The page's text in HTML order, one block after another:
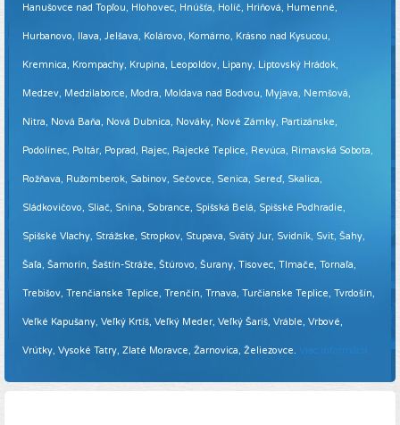
Hanušovce nad Topľou, Hlohovec, Hnúšťa, Holíč, Hriňová, Humenné,
Hurbanovo, Ilava, Jelšava, Kolárovo, Komárno, Krásno nad Kysucou,
Kremnica, Krompachy, Krupina, Leopoldov, Lipany, Liptovský Hrádok,
Medzev, Medzilaborce, Modra, Moldava nad Bodvou, Myjava, Nemšová,
Nitra, Nová Baňa, Nová Dubnica, Nováky, Nové Zámky, Partizánske,
Podolínec, Poltár, Poprad, Rajec, Rajecké Teplice, Revúca, Rimavská Sobota,
Rožňava, Ružomberok, Sabinov, Sečovce, Senica, Sereď, Skalica,
Sládkovičovo, Sliač, Snina, Sobrance, Spišská Belá, Spišské Podhradie,
Spišské Vlachy, Strážske, Stropkov, Stupava, Svätý Jur, Svidník, Svit, Šahy,
Šaľa, Šamorín, Šaštín-Stráže, Štúrovo, Šurany, Tisovec, Tlmače, Tornaľa,
Trebišov, Trenčianske Teplice, Trenčín, Trnava, Turčianske Teplice, Tvrdošín,
Veľké Kapušany, Veľký Krtíš, Veľký Meder, Veľký Šariš, Vráble, Vrbové,
Vrútky, Vysoké Tatry, Zlaté Moravce, Žarnovica, Želiezovce. Viac informácií ...